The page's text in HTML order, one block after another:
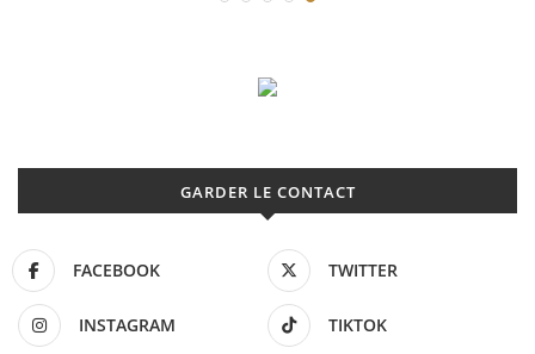
GARDER LE CONTACT
FACEBOOK TWITTER
INSTAGRAM TIKTOK